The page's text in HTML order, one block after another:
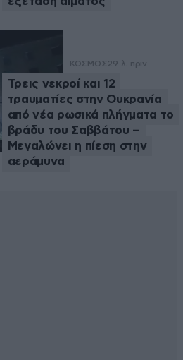
ΚΟΣΜΟΣ29 λ. πριν
Τρεις νεκροί και 12
τραυματίες στην Ουκρανία
από νέα ρωσικά πλήγματα το
βράδυ του Σαββάτου –
Μεγαλώνει η πίεση στην
αεράμυνα